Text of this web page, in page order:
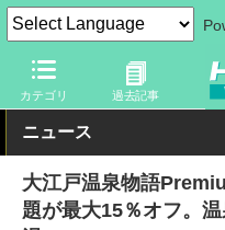
カテゴリ 過去記事
トラベル Watch 旅の情報
ニュース
大江戸温泉物語
題が最大15％オフ。